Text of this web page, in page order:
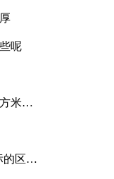
呢
米能
的区别